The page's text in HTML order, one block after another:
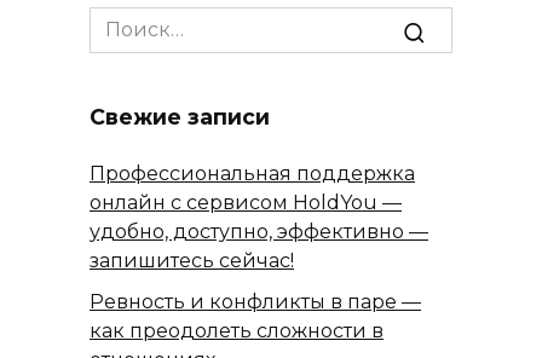
Search
for:
Свежие записи
Профессиональная поддержка
онлайн с сервисом HoldYou —
удобно, доступно, эффективно —
запишитесь сейчас!
Ревность и конфликты в паре —
как преодолеть сложности в